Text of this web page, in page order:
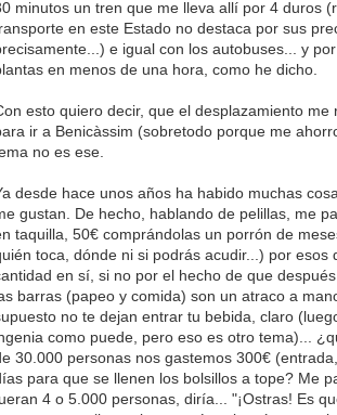
minutos un tren que me lleva allí por 4 duros
en este Estado no destaca por sus
e igual con los autobuses... y
en menos de una hora, como he dicho.
esto quiero decir, que el desplazamiento me
ir a Benicàssim (sobretodo porque me
no es ese.
desde hace unos años ha habido muchas
gustan. De hecho, hablando de pelillas, me
taquilla, 50€ comprándolas un porrón de
toca, dónde ni si podrás acudir...) por esos
en sí, si no por el hecho de que
barras (papeo y comida) son un atraco a
no te dejan entrar tu bebida, claro
como puede, pero eso es otro tema)...
30.000 personas nos gastemos 300€
para que se llenen los bolsillos a tope? Me
4 o 5.000 personas, diría... "¡Ostras! Es